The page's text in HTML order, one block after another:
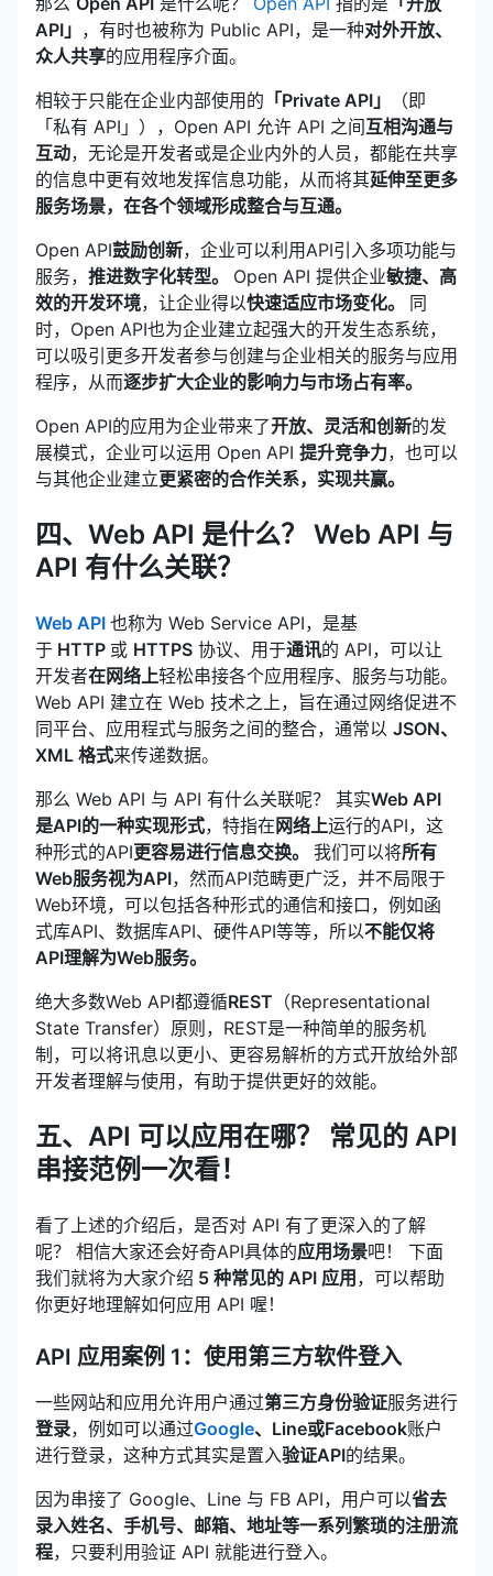
API」 ，有时也被称为 Public API，是一种对外开放、
众人共享的应用程序介面。
相较于只能在企业内部使用的 「Private API」
（即
「私有 API」），Open API 允许 API 之间互相沟通与
互动，无论是开发者或是企业内外的人员，都能在共享
的信息中更有效地发挥信息功能，从而将其延伸至更多
服务场景，在各个领域形成整合与互通。
Open API鼓励创新，企业可以利用API引入多项功能与
服务， 推进数字化转型。 Open API 提供企业敏捷、高
效的开发环境，让企业得以快速适应市场变化。 同
时，Open API也为企业建立起强大的开发生态系统，
可以吸引更多开发者参与创建与企业相关的服务与应用
程序，从而逐步扩大企业的影响力与市场占有率。
Open API的应用为企业带来了开放、灵活和创新的发
展模式，企业可以运用 Open API 提升竞争力，也可以
与其他企业建立更紧密的合作关系，实现共赢。
四、Web API 是什么？ Web API 与
API 有什么关联？
Web API 也称为 Web Service API，是基
于 HTTP 或 HTTPS 协议、用于通讯的 API，可以让
开发者在网络上轻松串接各个应用程序、服务与功能。
Web API 建立在 Web 技术之上，旨在通过网络促进不
同平台、应用程式与服务之间的整合，通常以 JSON、
XML 格式来传递数据。
那么 Web API 与 API 有什么关联呢？ 其实Web API
是API的一种实现形式，特指在网络上运行的API，这
种形式的API更容易进行信息交换。 我们可以将所有
Web服务视为API，然而API范畴更广泛，并不局限于
Web环境，可以包括各种形式的通信和接口，例如函
式库API、数据库API、硬件API等等，所以不能仅将
API理解为Web服务。
绝大多数Web API都遵循REST （Representational
State Transfer）原则，REST是一种简单的服务机
制，可以将讯息以更小、更容易解析的方式开放给外部
开发者理解与使用，有助于提供更好的效能。
五、API 可以应用在哪？ 常见的 API
串接范例一次看！
看了上述的介绍后，是否对 API 有了更深入的了解
呢？ 相信大家还会好奇API具体的应用场景吧！ 下面
我们就将为大家介绍 5 种常见的 API 应用 ，可以帮助
你更好地理解如何应用 API 喔！
API 应用案例 1：使用第三方软件登入
一些网站和应用允许用户通过第三方身份验证服务进行
登录，例如可以通过Google、Line或Facebook账户
进行登录，这种方式其实是置入验证API的结果。
因为串接了 Google、Line 与 FB API，用户可以省去
录入姓名、手机号、邮箱、地址等一系列繁琐的注册流
程，只要利用验证 API 就能进行登入。